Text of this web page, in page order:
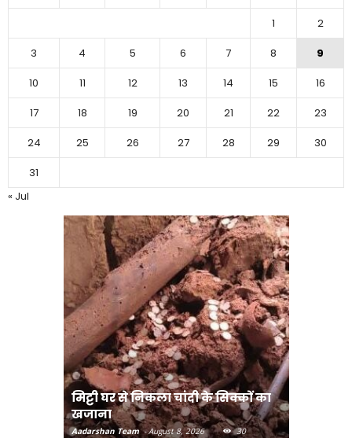
1
2
3
4 5 6 7 8
9
10
11 12 13 14 15
16
17
18 19 20 21 22
23
24
25 26 27 28 29
30
31
« Jul
मिट्टी घर से निकला चांदी के सिक्कों का
खजाना
Aadarshan Team - August 8, 2026
30